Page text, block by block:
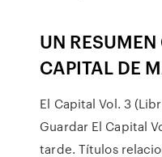
UN
CAPITAL DE
El Capital Vol. 3
Guardar El Capital
tarde. Títulos